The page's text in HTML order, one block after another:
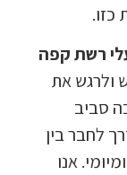
כזו.
רשת קפה
ולרגש את
סביב
לחבר בין
אנו